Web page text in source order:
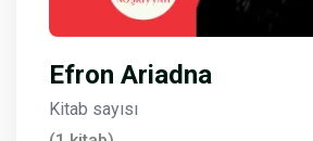
Efron Ariadna
Kitab sayısı